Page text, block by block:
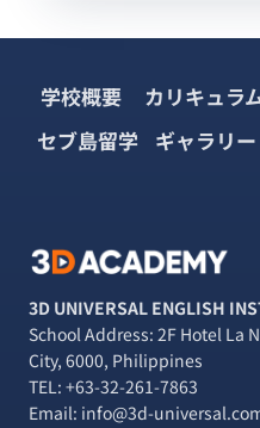
学校概要 カリキュラ
セブ島留学 ギャラリ
3D UNIVERSAL ENGLISH
School Address: 2F Hotel La
City, 6000, Philippines
TEL: +63-32-261-7863
Email: info@3d-